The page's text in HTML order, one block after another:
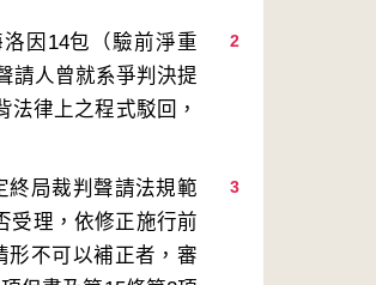
2
因14包（驗前淨重
請人曾就系爭判決提
律上之程式駁回，
3
終局裁判聲請法規範
受理，依修正施行前
形不可以補正者，審